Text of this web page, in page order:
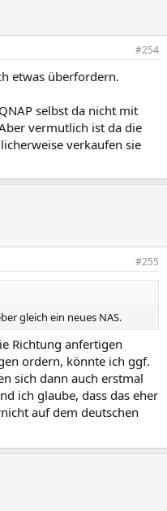
#254
etwas überfordern.
selbst da nicht mit
vermutlich ist da die
verkaufen sie
#255
gleich ein neues NAS.
Richtung anfertigen
ordern, könnte ich ggf.
sich dann auch erstmal
ich glaube, dass das eher
auf dem deutschen